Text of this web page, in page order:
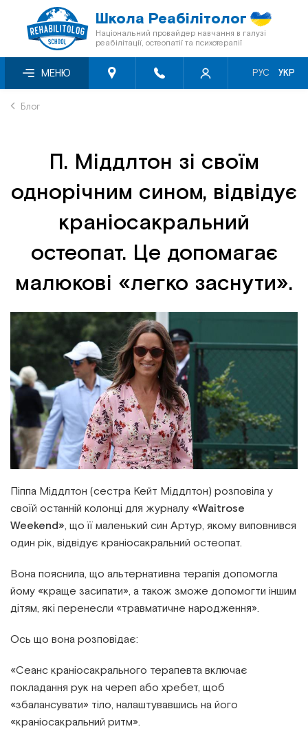
Школа Реабілітолог
Національний провайдер навчання в галузі
реабілітації, остеопатії та психотерапії
МЕНЮ РУС УКР
Блог
П. Міддлтон зі своїм
однорічним сином, відвідує
краніосакральний
остеопат. Це допомагає
малюкові «легко заснути».
Піппа Міддлтон (сестра Кейт Міддлтон) розповіла у
своїй останній колонці для журналу «Waitrose
Weekend», що її маленький син Артур, якому виповнився
один рік, відвідує краніосакральний остеопат.
Вона пояснила, що альтернативна терапія допомогла
йому «краще засипати», а також зможе допомогти іншим
дітям, які перенесли «травматичне народження».
Ось що вона розповідає:
«Сеанс краніосакрального терапевта включає
покладання рук на череп або хребет, щоб
«збалансувати» тіло, налаштувавшись на його
«краніосакральний ритм».
Про нас
Блог
Знижки
Програма лояльності
Сертифікація
Інститут Апледжера
Інститут Барраля
FAQ
Семінари місяця зі знижкою -50%
Онлайн-семінари
Перелік заходів БПР
Мануальна терапія
Краніосакральна терапія
Прикладна кінезіологія
Кінезіотейпінг
Психологія, психотерапія
Масаж
Реабілітація
Естетична медицина
Остеопатичні маніпуляції по Барралю
Відеосемінари
Книги «Мультиметод»